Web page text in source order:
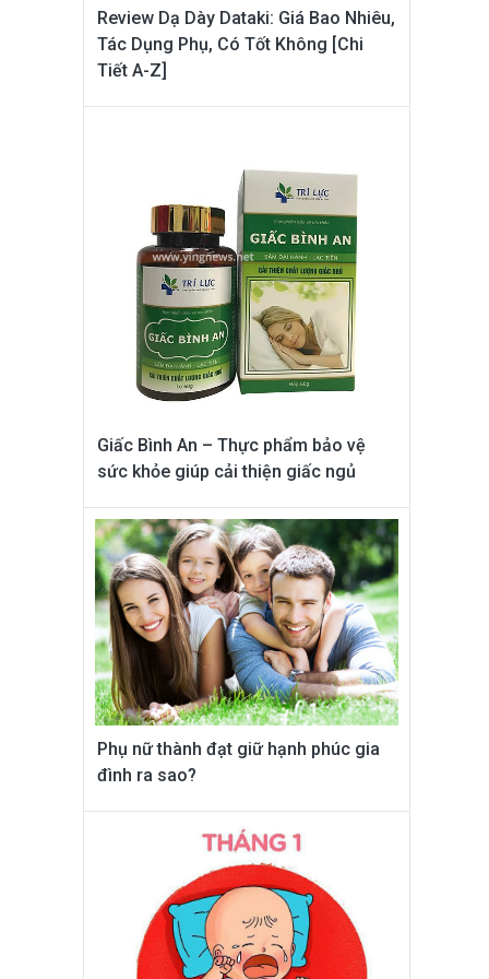
Review Dạ Dày Dataki: Giá Bao Nhiêu,
Tác Dụng Phụ, Có Tốt Không [Chi
Tiết A-Z]
Giấc Bình An – Thực phẩm bảo vệ
sức khỏe giúp cải thiện giấc ngủ
Phụ nữ thành đạt giữ hạnh phúc gia
đình ra sao?